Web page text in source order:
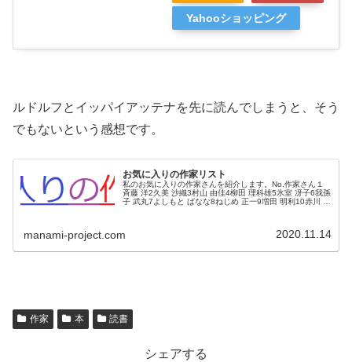
Yahooショッピング
ルドルフとイッパイアッテナを先に読んでしまうと、そう
でもないという感想です。
お気に入りの作家リスト
私のお気に入りの作家さんを紹介します。No.作家さん１
斉藤 洋2久美 沙織3村山 由佳4柳田 理科雄5氷室 冴子6我孫
子 武丸7よしもと ばなな8ねじめ 正一9増田 明利10赤川 次
manami-project.com 2020.11.14
作家 本 読書
シェアする